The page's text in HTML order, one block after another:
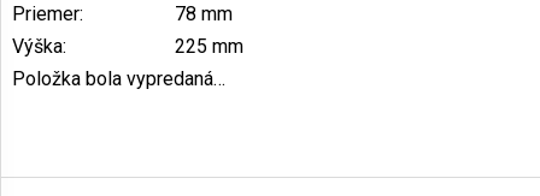
Priemer:
78 mm
Výška:
225 mm
Položka bola vypredaná…
á